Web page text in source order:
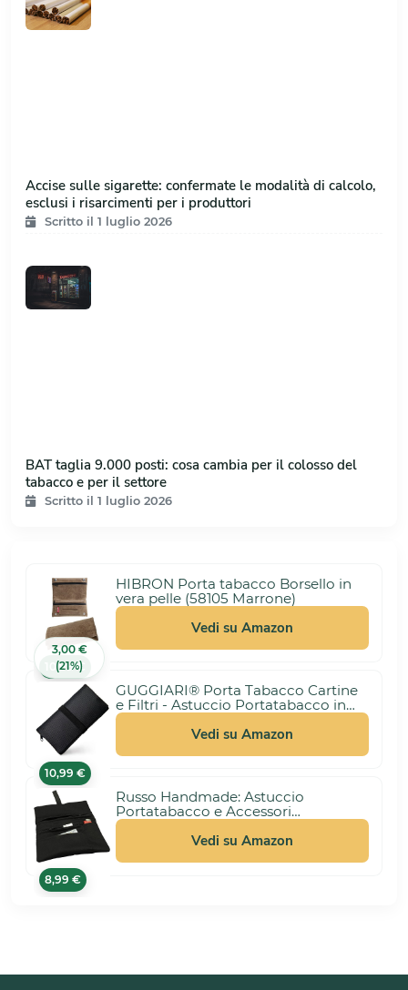
Accise sulle sigarette: confermate le modalità di calcolo,
esclusi i risarcimenti per i produttori
Scritto il 1 luglio 2026
BAT taglia 9.000 posti: cosa cambia per il colosso del
tabacco e per il settore
Scritto il 1 luglio 2026
10,99 €
3,00 €
(21%)
HIBRON Porta tabacco Borsello in
vera pelle (58105 Marrone)
Vedi su Amazon
10,99 €
GUGGIARI® Porta Tabacco Cartine
e Filtri - Astuccio Portatabacco in
Tessuto Realizzato a Mano - Porta
Tabacco Donna/Uomo (Pindot -
Black)
Vedi su Amazon
8,99 €
Russo Handmade: Astuccio
Portatabacco e Accessori
Artigianale in Tessuto. Uomo/Donna
con Doppia Cerniera per Tabacco e
Filtri, 4 Scomparti (Nero)
Vedi su Amazon